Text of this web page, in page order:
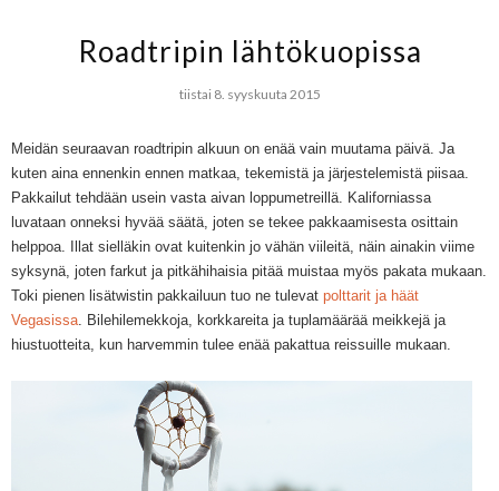
Roadtripin lähtökuopissa
tiistai 8. syyskuuta 2015
Meidän seuraavan roadtripin alkuun on enää vain muutama päivä. Ja
kuten aina ennenkin ennen matkaa, tekemistä ja järjestelemistä piisaa.
Pakkailut tehdään usein vasta aivan loppumetreillä. Kaliforniassa
luvataan onneksi hyvää säätä, joten se tekee pakkaamisesta osittain
helppoa. Illat sielläkin ovat kuitenkin jo vähän viileitä, näin ainakin viime
syksynä, joten farkut ja pitkähihaisia pitää muistaa myös pakata mukaan.
Toki pienen lisätwistin pakkailuun tuo ne tulevat polttarit ja häät
Vegasissa. Bilehilemekkoja, korkkareita ja tuplamäärää meikkejä ja
hiustuotteita, kun harvemmin tulee enää pakattua reissuille mukaan.